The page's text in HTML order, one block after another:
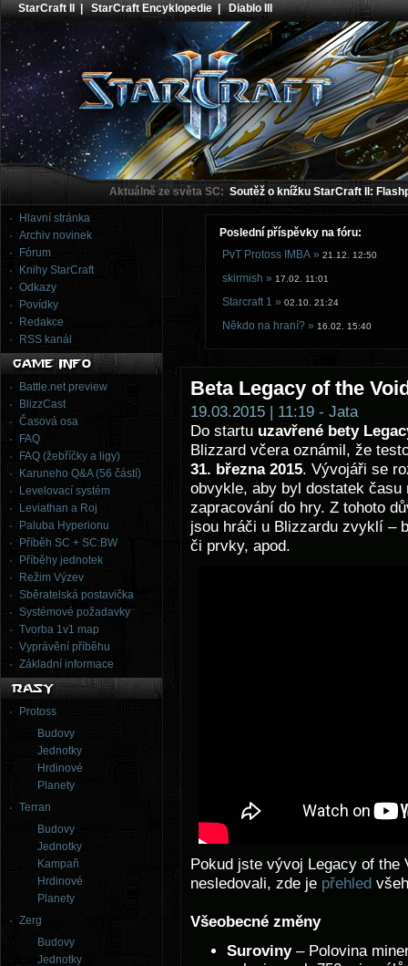
StarCraft II |StarCraft Encyklopedie|Diablo III
Aktuálně ze světa SC: Soutěž o knížku StarCraft II:
Hlavní stránka
Archiv novinek
Fórum
Knihy StarCraft
Odkazy
Povídky
Redakce
RSS kanál
Battle.net preview
BlizzCast
Časová osa
FAQ
FAQ (žebříčky a ligy)
Karuneho Q&A (56 částí)
Levelovací systém
Leviathan a Roj
Paluba Hyperionu
Příběh SC + SC:BW
Příběhy jednotek
Režim Výzev
Sběratelská postavička
Systémové požadavky
Tvorba 1v1 map
Vyprávění příběhu
Základní informace
Protoss
Budovy
Jednotky
Hrdinové
Planety
Terran
Budovy
Jednotky
Kampaň
Hrdinové
Planety
Zerg
Budovy
Jednotky
Poslední příspěvky na fóru:
PvT Protoss IMBA » 21.12. 12:50
skirmish » 17.02. 11:01
Starcraft 1 » 02.10. 21:24
Někdo na hraní? » 16.02. 15:40
Beta Legacy of the
19.03.2015 | 11:19 - Jata
Do startu uzavřené bety
Blizzard včera oznámil, že
31. března 2015. Vývojáři se
obvykle, aby byl dostatek
zapracování do hry. Z tohoto
jsou hráči u Blizzardu zvyklí –
či prvky, apod.
Pokud jste vývoj Legacy of
nesledovali, zde je přehled
Všeobecné změny
Suroviny– Polovina